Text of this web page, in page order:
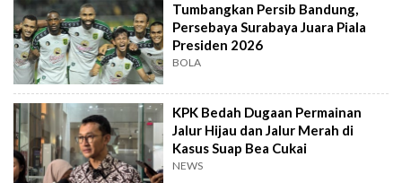
Tumbangkan Persib Bandung,
Persebaya Surabaya Juara Piala
Presiden 2026
BOLA
KPK Bedah Dugaan Permainan
Jalur Hijau dan Jalur Merah di
Kasus Suap Bea Cukai
NEWS